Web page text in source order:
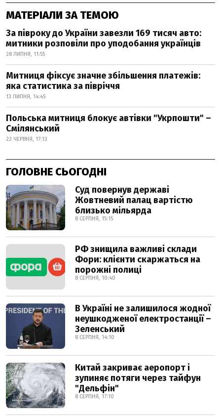
МАТЕРІАЛИ ЗА ТЕМОЮ
За півроку до України завезли 169 тисяч авто:
митники розповіли про уподобання українців
28 ЛИПНЯ, 11:55
Митниця фіксує значне збільшення платежів:
яка статистика за півріччя
13 ЛИПНЯ, 14:45
Польська митниця блокує автівки "Укрпошти" –
Смілянський
22 ЧЕРВНЯ, 17:13
ГОЛОВНЕ СЬОГОДНІ
Суд повернув державі
Жовтневий палац вартістю
близько мільярда
8 СЕРПНЯ, 15:15
РФ знищила важливі склади
Фори: клієнти скаржаться на
порожні полиці
8 СЕРПНЯ, 10:40
В Україні не залишилося жодної
неушкодженої електростанції –
Зеленський
8 СЕРПНЯ, 14:10
Китай закриває аеропорт і
зупиняє потяги через тайфун
"Дельфін"
8 СЕРПНЯ, 17:10